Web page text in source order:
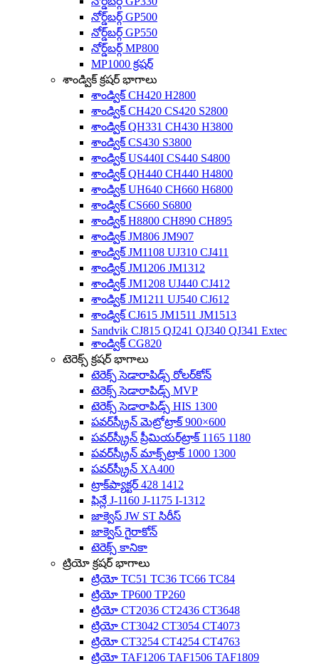
నోర్డ్‌బర్గ్ GP500
నోర్డ్‌బర్గ్ GP550
నోర్డ్‌బర్గ్ MP800
MP1000 క్రషర్
శాండ్విక్ క్రషర్ భాగాలు
శాండ్విక్ CH420 H2800
శాండ్విక్ CH420 CS420 S2800
శాండ్విక్ QH331 CH430 H3800
శాండ్విక్ CS430 S3800
శాండ్విక్ US440I CS440 S4800
శాండ్విక్ QH440 CH440 H4800
శాండ్విక్ UH640 CH660 H6800
శాండ్విక్ CS660 S6800
శాండ్విక్ H8800 CH890 CH895
శాండ్విక్ JM806 JM907
శాండ్విక్ JM1108 UJ310 CJ411
శాండ్విక్ JM1206 JM1312
శాండ్విక్ JM1208 UJ440 CJ412
శాండ్విక్ JM1211 UJ540 CJ612
శాండ్విక్ CJ615 JM1511 JM1513
Sandvik CJ815 QJ241 QJ340 QJ341 Extec
శాండ్విక్ CG820
టెరెక్స్ క్రషర్ భాగాలు
టెరెక్స్ సెడారాపిడ్స్ రోలర్‌కోన్
టెరెక్స్ సెడారాపిడ్స్ MVP
టెరెక్స్ సెడారాపిడ్స్ HIS 1300
పవర్‌స్క్రీన్ మెట్రోట్రాక్ 900×600
పవర్‌స్క్రీన్ ప్రీమియర్‌ట్రాక్ 1165 1180
పవర్‌స్క్రీన్ మాక్స్‌ట్రాక్ 1000 1300
పవర్‌స్క్రీన్ XA400
ట్రాక్‌ప్యాక్టర్ 428 1412
ఫిన్లే J-1160 J-1175 I-1312
జాక్వెస్ JW ST సిరీస్
జాక్వెస్ గైరాకోన్
టెరెక్స్ కానికా
ట్రియో క్రషర్ భాగాలు
ట్రియో TC51 TC36 TC66 TC84
ట్రియో TP600 TP260
ట్రియో CT2036 CT2436 CT3648
ట్రియో CT3042 CT3054 CT4073
ట్రియో CT3254 CT4254 CT4763
ట్రియో TAF1206 TAF1506 TAF1809